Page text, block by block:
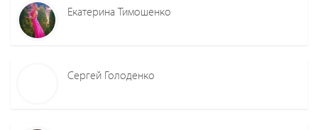
Екатерина Тимошенко
Сергей Голоденко